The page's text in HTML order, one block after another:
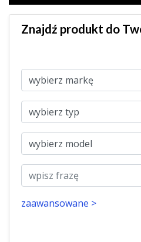
Znajdź produkt do
zaawansowane >